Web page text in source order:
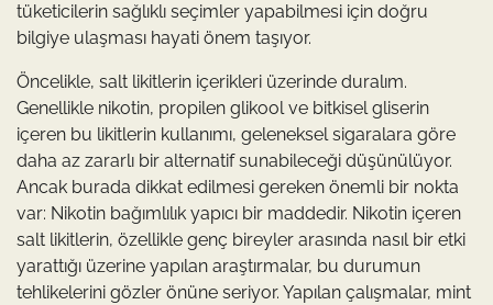
tüketicilerin sağlıklı seçimler yapabilmesi için doğru
bilgiye ulaşması hayati önem taşıyor.
Öncelikle, salt likitlerin içerikleri üzerinde duralım.
Genellikle nikotin, propilen glikool ve bitkisel gliserin
içeren bu likitlerin kullanımı, geleneksel sigaralara göre
daha az zararlı bir alternatif sunabileceği düşünülüyor.
Ancak burada dikkat edilmesi gereken önemli bir nokta
var: Nikotin bağımlılık yapıcı bir maddedir. Nikotin içeren
salt likitlerin, özellikle genç bireyler arasında nasıl bir etki
yarattığı üzerine yapılan araştırmalar, bu durumun
tehlikelerini gözler önüne seriyor. Yapılan çalışmalar, mint